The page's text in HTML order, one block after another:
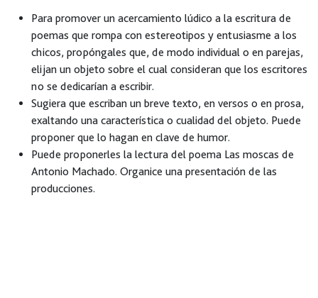
Para promover un acercamiento lúdico a la escritura de
poemas que rompa con estereotipos y entusiasme a los
chicos, propóngales que, de modo individual o en parejas,
elijan un objeto sobre el cual consideran que los escritores
no se dedicarían a escribir.
Sugiera que escriban un breve texto, en versos o en prosa,
exaltando una característica o cualidad del objeto. Puede
proponer que lo hagan en clave de humor.
Puede proponerles la lectura del poema Las moscas de
Antonio Machado. Organice una presentación de las
producciones.